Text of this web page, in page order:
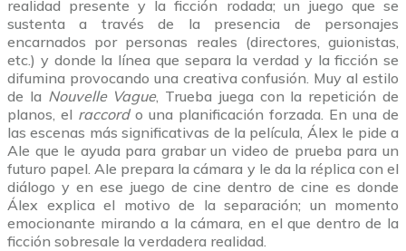
realidad presente y la ficción rodada; un juego que se
sustenta a través de la presencia de personajes
encarnados por personas reales (directores, guionistas,
etc.) y donde la línea que separa la verdad y la ficción se
difumina provocando una creativa confusión. Muy al estilo
de la Nouvelle Vague, Trueba juega con la repetición de
planos, el raccordo una planificación forzada. En una de
las escenas más significativas de la película, Álex le pide a
Ale que le ayuda para grabar un video de prueba para un
futuro papel. Ale prepara la cámara y le da la réplica con el
diálogo y en ese juego de cine dentro de cine es donde
Álex explica el motivo de la separación; un momento
emocionante mirando a la cámara, en el que dentro de la
ficción sobresale la verdadera realidad.